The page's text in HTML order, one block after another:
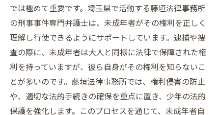
では極めて重要です。埼玉県で活動する藤垣法律事務所
の刑事事件専門弁護士は、未成年者がその権利を正しく
理解し行使できるようにサポートしています。逮捕や捜
査の際に、未成年者は大人と同様に法律で保障された権
利を持っていますが、彼ら自身がその権利を知らないこ
とが多いのです。藤垣法律事務所では、権利侵害の防止
や、適切な法的手続きの確保を重点に置き、少年の法的
保護を強化します。このプロセスを通じて、未成年者自